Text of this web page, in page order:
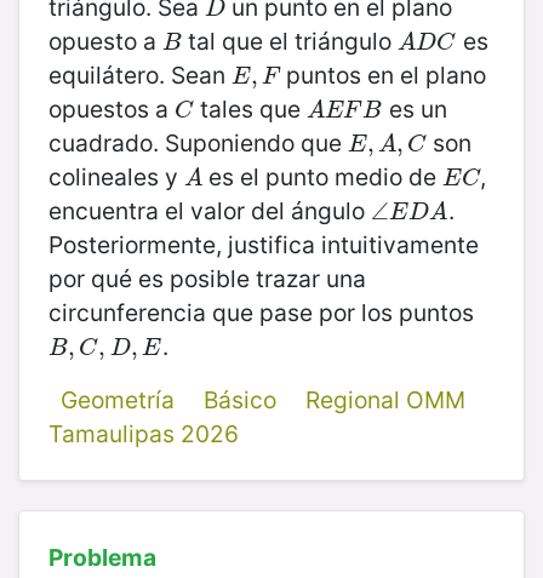
triángulo. Sea D
Dun punto en el plano
opuesto a B
Btal que el triángulo A DC
ADC es
equilátero. Sean E, F
E,F puntos en el plano
opuestos a C
Ctales que A EFB
AEFB
es un
cuadrado. Suponiendo que E, A, C
E,A,C
son
colineales y A
A es el punto medio de EC
EC ,
encuentra el valor del ángulo ∠ EDA
∠EDA .
Posteriormente, justifica intuitivamente
por qué es posible trazar una
circunferencia que pase por los puntos
B, C, D, E
B,C,D ,E
.
Geometría
Básico
Regional OMM
Tamaulipas 2026
Problema